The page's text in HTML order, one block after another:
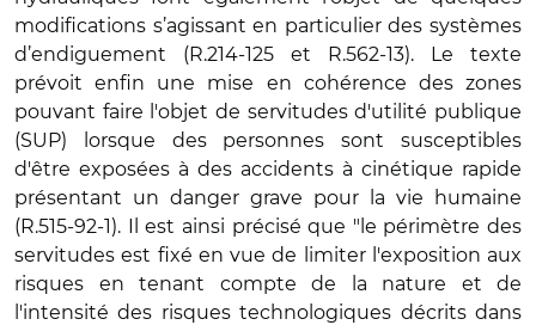
modifications s’agissant en particulier des systèmes
d’endiguement (R.214-125 et R.562-13). Le texte
prévoit enfin une mise en cohérence des zones
pouvant faire l'objet de servitudes d'utilité publique
(SUP) lorsque des personnes sont susceptibles
d'être exposées à des accidents à cinétique rapide
présentant un danger grave pour la vie humaine
(R.515-92-1). Il est ainsi précisé que "le périmètre des
servitudes est fixé en vue de limiter l'exposition aux
risques en tenant compte de la nature et de
l'intensité des risques technologiques décrits dans